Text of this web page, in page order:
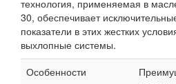
технология, применяемая в
30, обеспечивает
показатели в этих жестких
выхлопные системы.
Особенности